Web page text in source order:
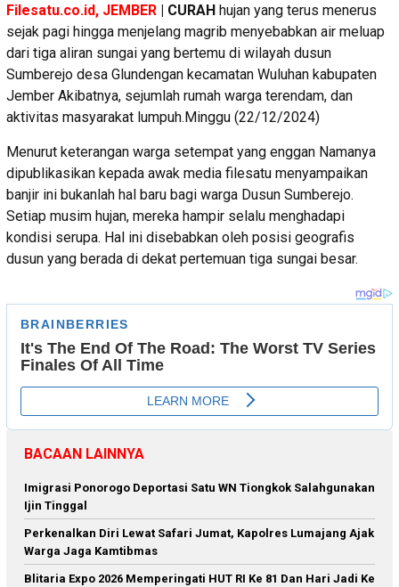
Filesatu.co.id, JEMBER | CURAH hujan yang terus menerus
sejak pagi hingga menjelang magrib menyebabkan air meluap
dari tiga aliran sungai yang bertemu di wilayah dusun
Sumberejo desa Glundengan kecamatan Wuluhan kabupaten
Jember Akibatnya, sejumlah rumah warga terendam, dan
aktivitas masyarakat lumpuh.Minggu (22/12/2024)
Menurut keterangan warga setempat yang enggan Namanya
dipublikasikan kepada awak media filesatu menyampaikan
banjir ini bukanlah hal baru bagi warga Dusun Sumberejo.
Setiap musim hujan, mereka hampir selalu menghadapi
kondisi serupa. Hal ini disebabkan oleh posisi geografis
dusun yang berada di dekat pertemuan tiga sungai besar.
BACAAN LAINNYA
Imigrasi Ponorogo Deportasi Satu WN Tiongkok Salahgunakan
Ijin Tinggal
Perkenalkan Diri Lewat Safari Jumat, Kapolres Lumajang Ajak
Warga Jaga Kamtibmas
Blitaria Expo 2026 Memperingati HUT RI Ke 81 Dan Hari Jadi Ke